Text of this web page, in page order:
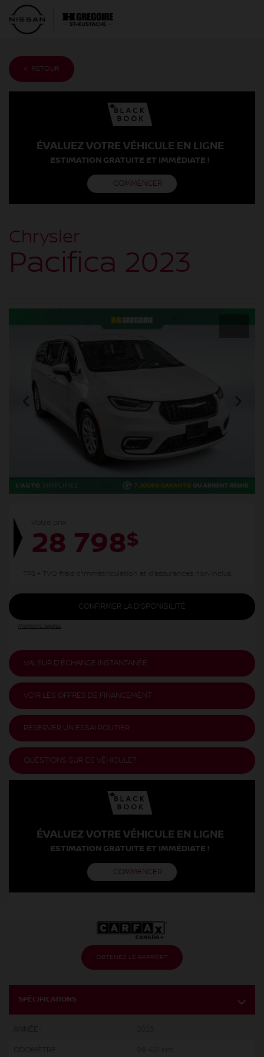
< RETOUR
ÉVALUEZ VOTRE VÉHICULE EN LIGNE
ESTIMATION GRATUITE ET IMMÉDIATE !
COMMENCER
Chrysler
Pacifica 2023
OBTENEZ LE RAPPORT
SPÉCIFICATIONS
ODOMÈTRE:
Votre prix
28 798$
TPS + TVQ, frais d'immatriculation et d'assurances non inclus.
CONFIRMER LA DISPONIBILITÉ
Mentions légales
VALEUR D'ÉCHANGE INSTANTANÉE
VOIR LES OFFRES DE FINANCEMENT
RÉSERVER UN ESSAI ROUTIER
QUESTIONS SUR CE VÉHICULE?
ÉVALUEZ VOTRE VÉHICULE EN LIGNE
ESTIMATION GRATUITE ET IMMÉDIATE !
COMMENCER